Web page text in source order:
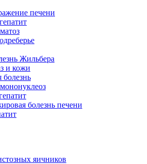
печени
Жильбера
и кожи
болезнь печени
яичников